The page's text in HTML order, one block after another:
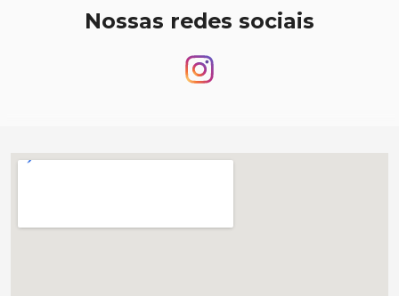
Nossas redes sociais